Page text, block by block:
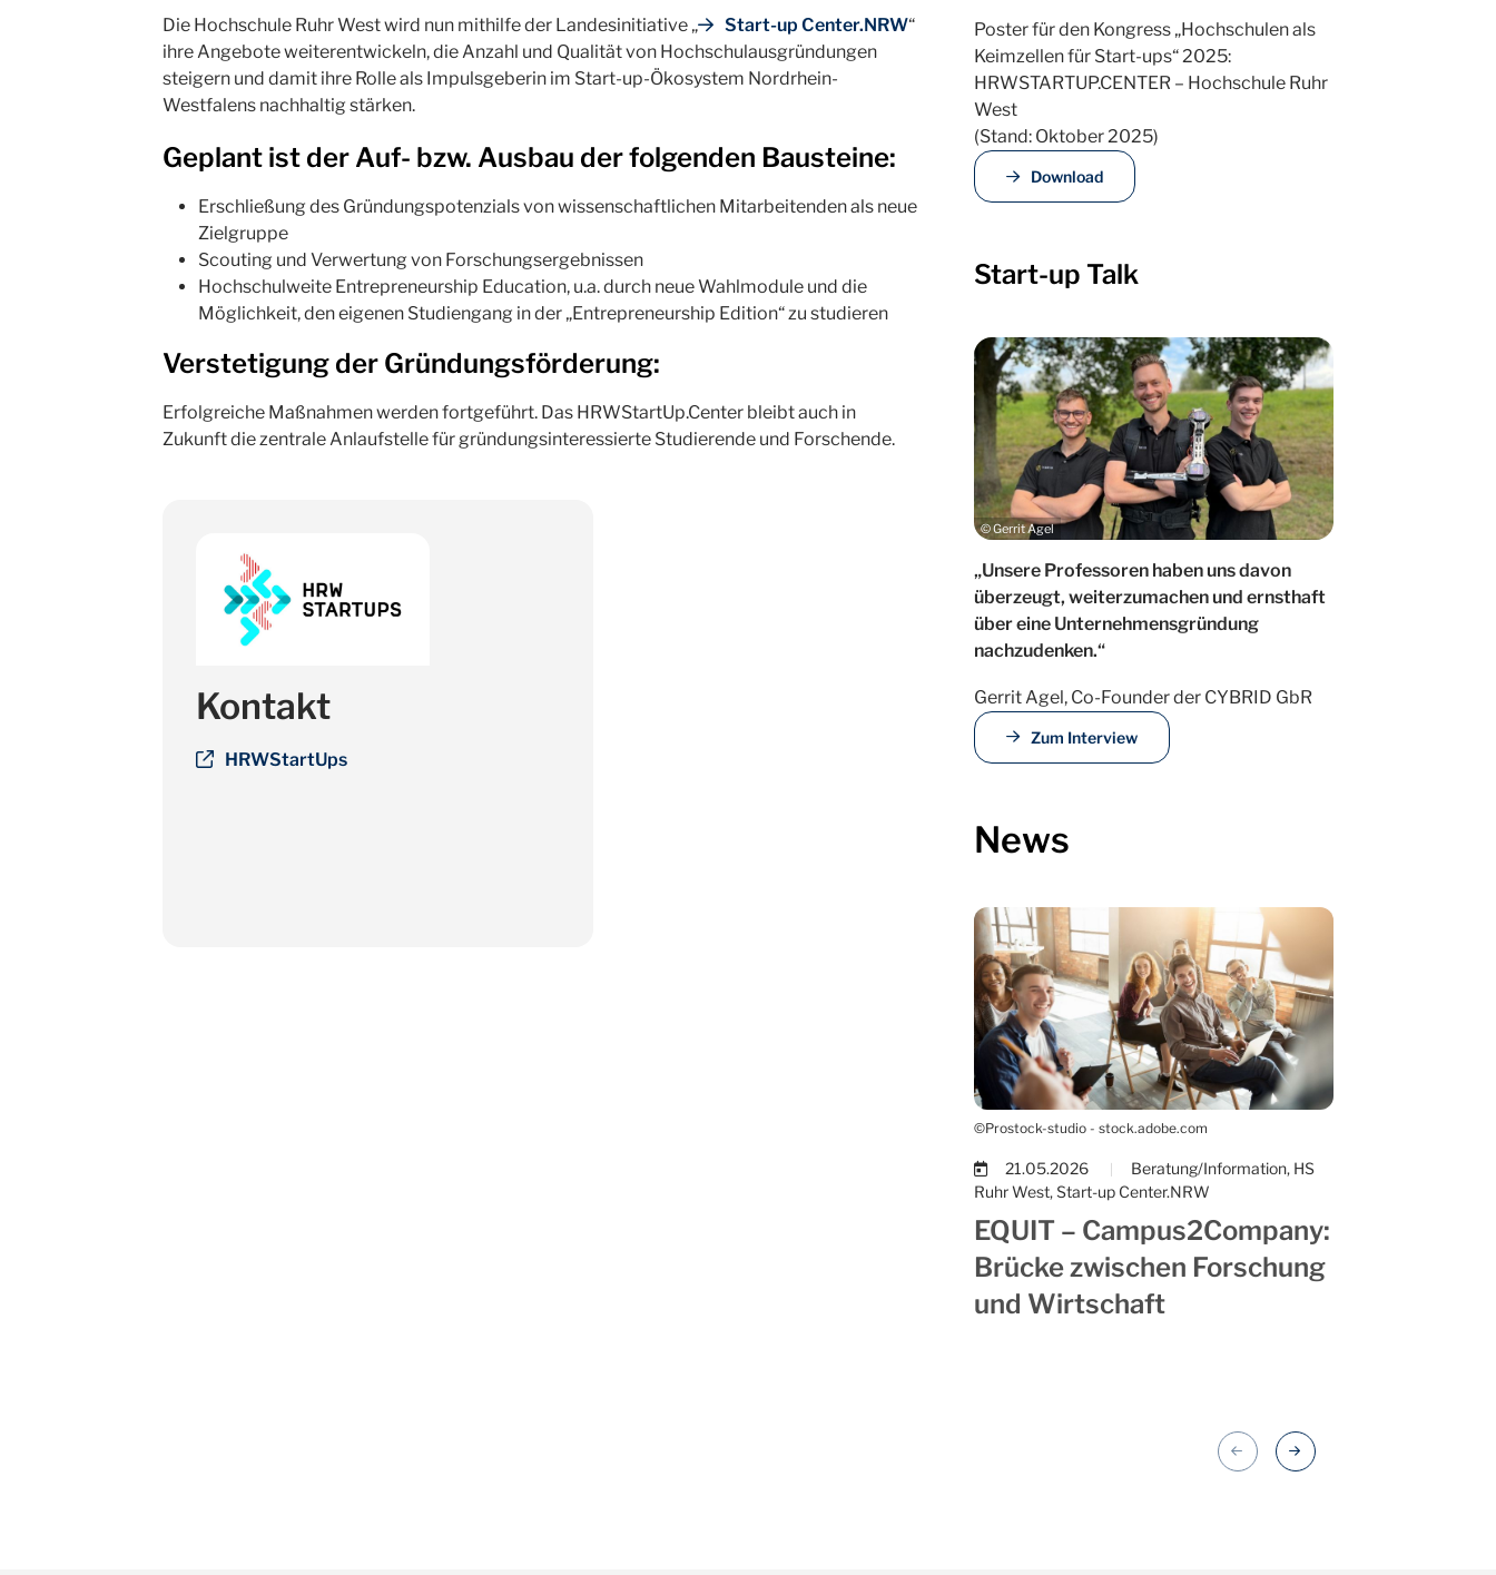
Die Hochschule Ruhr West wird nun mithilfe der Landesinitiative „ Start-up Center.NRW“
ihre Angebote weiterentwickeln, die Anzahl und Qualität von Hochschulausgründungen
steigern und damit ihre Rolle als Impulsgeberin im Start-up-Ökosystem Nordrhein-
Westfalens nachhaltig stärken.
Geplant ist der Auf- bzw. Ausbau der folgenden Bausteine:
Erschließung des Gründungspotenzials von wissenschaftlichen Mitarbeitenden als neue
Zielgruppe
Scouting und Verwertung von Forschungsergebnissen
Hochschulweite Entrepreneurship Education, u.a. durch neue Wahlmodule und die
Möglichkeit, den eigenen Studiengang in der „Entrepreneurship Edition“ zu studieren
Verstetigung der Gründungsförderung:
Erfolgreiche Maßnahmen werden fortgeführt. Das HRWStartUp.Center bleibt auch in
Zukunft die zentrale Anlaufstelle für gründungsinteressierte Studierende und Forschende.
Kontakt
HRWStartUps
Poster für den Kongress „Hochschulen als
Keimzellen für Start-ups“ 2025:
HRWSTARTUP.CENTER – Hochschule Ruhr
West
(Stand: Oktober 2025)
Download
Start-up Talk
© Gerrit Agel
„Unsere Professoren haben uns davon
überzeugt, weiterzumachen und ernsthaft
über eine Unternehmensgründung
nachzudenken.“
Gerrit Agel, Co-Founder der CYBRID GbR
Zum Interview
News
©Prostock-studio - stock.adobe.com
21.05.2026
Beratung/Information, HS
Ruhr West, Start-up Center.NRW
EQUIT – Campus2Company:
Brücke zwischen Forschung
und Wirtschaft